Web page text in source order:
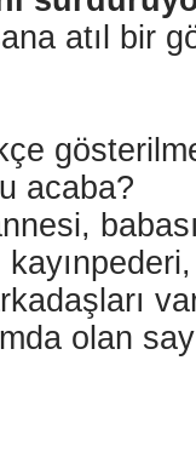
atıl bir
acaba?
olan